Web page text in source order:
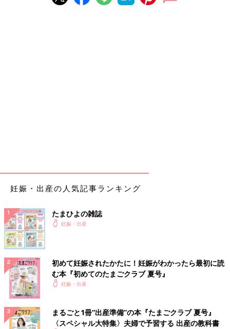
妊娠・出産の人気記事ランキング
たまひよの雑誌
妊娠・出産
初めて妊娠されたかたに！妊娠がわかったら最初に読
む本『初めてのたまごクラブ 夏号』
妊娠・出産
まるごと1冊“出産準備”の本『たまごクラブ 夏号』
〈スペシャル大特集〉夫婦で予習する 出産の教科書